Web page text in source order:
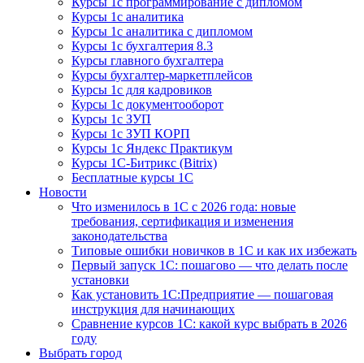
Курсы 1с аналитика
Курсы 1с аналитика с дипломом
Курсы 1с бухгалтерия 8.3
Курсы главного бухгалтера
Курсы бухгалтер-маркетплейсов
Курсы 1с для кадровиков
Курсы 1с документооборот
Курсы 1с ЗУП
Курсы 1с ЗУП КОРП
Курсы 1с Яндекс Практикум
Курсы 1С-Битрикс (Bitrix)
Бесплатные курсы 1С
Новости
Что изменилось в 1С с 2026 года: новые
требования, сертификация и изменения
законодательства
Типовые ошибки новичков в 1С и как их избежать
Первый запуск 1С: пошагово — что делать после
установки
Как установить 1С:Предприятие — пошаговая
инструкция для начинающих
Сравнение курсов 1С: какой курс выбрать в 2026
году
Выбрать город